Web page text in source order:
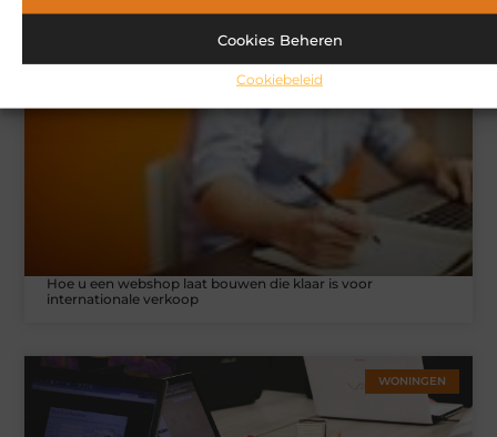
Cookies Beheren
Cookiebeleid
mogelijk interesseren
Hoe u een webshop laat bouwen die klaar is voor
internationale verkoop
WONINGEN